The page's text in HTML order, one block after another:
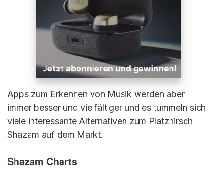
Apps zum Erkennen von Musik werden aber
immer besser und vielfältiger und es tummeln sich
viele interessante Alternativen zum Platzhirsch
Shazam auf dem Markt.
Shazam Charts